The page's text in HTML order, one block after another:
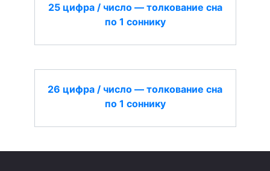
25 цифра / число — толкование сна
по 1 соннику
26 цифра / число — толкование сна
по 1 соннику